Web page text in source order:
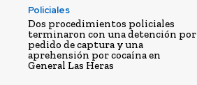
Policiales
Dos procedimientos policiales
terminaron con una detención por
pedido de captura y una
aprehensión por cocaína en
General Las Heras